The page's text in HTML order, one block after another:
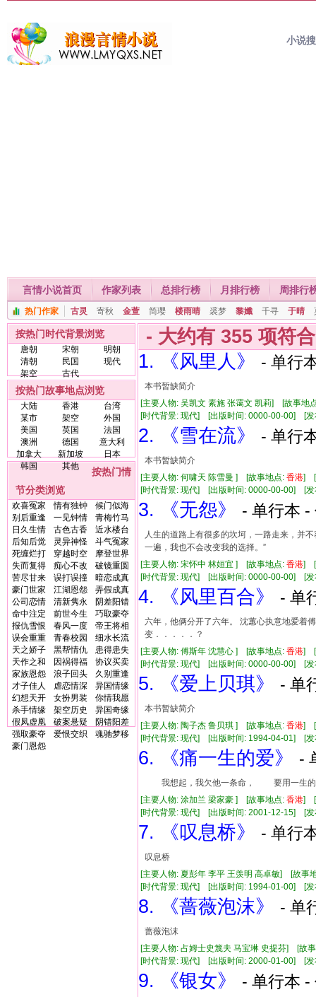
小说
言情小说首页 作家列表 总排行榜 月排行榜 周排行
热门作家 古灵 寄秋 金萱 简璎 楼雨晴 裘梦 黎孅 千寻 于晴
按热门时代背景浏览
唐朝 宋朝
明朝
清朝
民国
现代
架空
古代
按热门故事地点浏览
大陆 香港
台湾
某市
架空
外国
美国
英国
法国
澳洲
德国
意大利
加拿大
新加坡
日本
韩国
其他
按热门情
节分类浏览
欢喜冤家 情有独钟
候门似海
别后重逢
一见钟情
青梅竹马
日久生情
古色古香
近水楼台
后知后觉
灵异神怪
斗气冤家
死缠烂打
穿越时空
摩登世界
失而复得
痴心不改
破镜重圆
苦尽甘来
误打误撞
暗恋成真
豪门世家
江湖恩怨
弄假成真
公司恋情
清新隽永
阴差阳错
命中注定
前世今生
巧取豪夺
报仇雪恨
春风一度
帝王将相
误会重重
青春校园
细水长流
天之娇子
黑帮情仇
患得患失
天作之和
因祸得福
协议买卖
家族恩怨
浪子回头
久别重逢
才子佳人
虐恋情深
异国情缘
幻想天开
女扮男装
你情我愿
杀手情缘
架空历史
异国奇缘
假凤虚凰
破案悬疑
阴错阳差
强取豪夺
爱恨交织
魂驰梦移
豪门恩怨
- 大约有 355 项符
1. 《风里人》
- 单行
本书暂缺简介
[主要人物: 吴凯文 素施 张霭文 凯莉] [故事地
[时代背景: 现代] [出版时间: 0000-00-00] [
2. 《雪在流》 - 单行
本书暂缺简介
[主要人物: 何啸天 陈雪曼 ] [故事地点: 香港] [
[时代背景: 现代] [出版时间: 0000-00-00] [
3. 《无怨》 - 单行本
人生的道路上有很多的坎坷，一路走来，并
一遍，我也不会改变我的选择。”
[主要人物: 宋怀中 林姮宜 ] [故事地点: 香港] [
[时代背景: 现代] [出版时间: 0000-00-00] [
4. 《风里百合》 - 单
六年，他俩分开了六年。 沈蕙心执意地爱着
变．．．．．？
[主要人物: 傅斯年 沈慧心 ] [故事地点: 香港] [
[时代背景: 现代] [出版时间: 0000-00-00] [
5. 《爱上贝琪》 - 单
本书暂缺简介
[主要人物: 陶子杰 鲁贝琪 ] [故事地点: 香港] [
[时代背景: 现代] [出版时间: 1994-04-01] [
6. 《痛一生的爱》 -
我想起，我欠他一条命， 要用一生的
[主要人物: 涂加兰 梁家豪 ] [故事地点: 香港] [
[时代背景: 现代] [出版时间: 2001-12-15] [
7. 《叹息桥》 - 单行
叹息桥
[主要人物: 夏彭年 李平 王羡明 高卓敏] [故事
[时代背景: 现代] [出版时间: 1994-01-00] [
8. 《蔷薇泡沫》 - 单
蔷薇泡沫
[主要人物: 占姆士史篾夫 马宝琳 史提芬] [故
[时代背景: 现代] [出版时间: 2000-01-00] [
9. 《银女》 - 单行本